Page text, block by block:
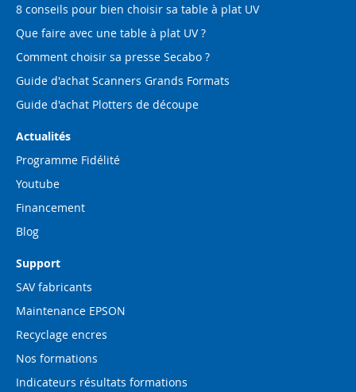
8 conseils pour bien choisir sa table à plat UV
Que faire avec une table à plat UV ?
Comment choisir sa presse Secabo ?
Guide d'achat Scanners Grands Formats
Guide d'achat Plotters de découpe
Actualités
Programme Fidélité
Youtube
Financement
Blog
Support
SAV fabricants
Maintenance EPSON
Recyclage encres
Nos formations
Indicateurs résultats formations